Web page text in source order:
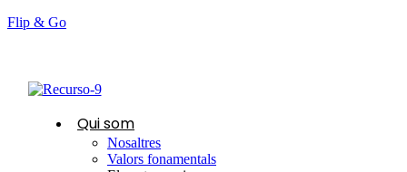
Flip & Go
Qui som
Nosaltres
Valors fonamentals